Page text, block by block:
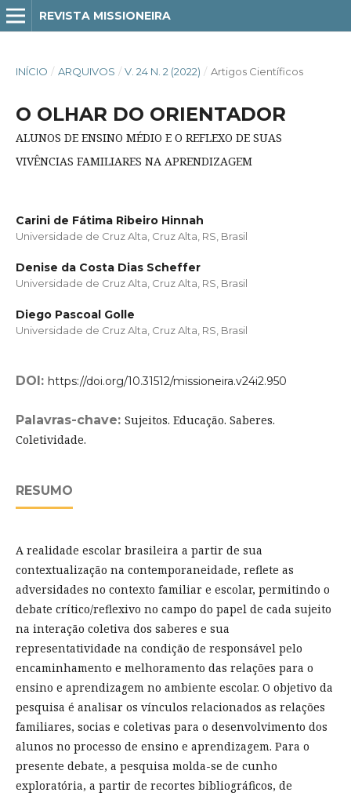
REVISTA MISSIONEIRA
INÍCIO / ARQUIVOS / V. 24 N. 2 (2022) / Artigos Científicos
O OLHAR DO ORIENTADOR
ALUNOS DE ENSINO MÉDIO E O REFLEXO DE SUAS
VIVÊNCIAS FAMILIARES NA APRENDIZAGEM
Carini de Fátima Ribeiro Hinnah
Universidade de Cruz Alta, Cruz Alta, RS, Brasil
Denise da Costa Dias Scheffer
Universidade de Cruz Alta, Cruz Alta, RS, Brasil
Diego Pascoal Golle
Universidade de Cruz Alta, Cruz Alta, RS, Brasil
DOI: https://doi.org/10.31512/missioneira.v24i2.950
Palavras-chave: Sujeitos. Educação. Saberes.
Coletividade.
RESUMO
A realidade escolar brasileira a partir de sua
contextualização na contemporaneidade, reflete as
adversidades no contexto familiar e escolar, permitindo o
debate crítico/reflexivo no campo do papel de cada sujeito
na interação coletiva dos saberes e sua
representatividade na condição de responsável pelo
encaminhamento e melhoramento das relações para o
ensino e aprendizagem no ambiente escolar. O objetivo da
pesquisa é analisar os vínculos relacionados as relações
familiares, socias e coletivas para o desenvolvimento dos
alunos no processo de ensino e aprendizagem. Para o
presente debate, a pesquisa molda-se de cunho
exploratória, a partir de recortes bibliográficos, de